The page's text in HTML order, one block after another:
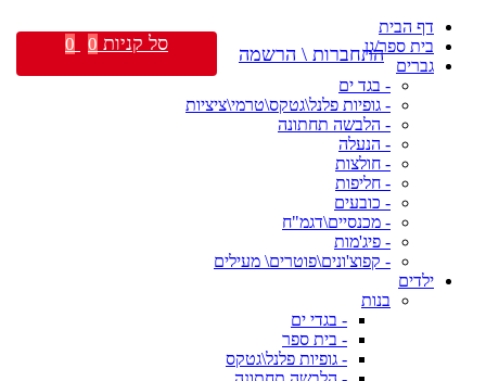
דף הבית
בית ספר/גן
גברים
- בגד ים
- גופיות פלנל\גטקס\טרמי\ציציות
- הלבשה תחתונה
- הנעלה
- חולצות
- חליפות
- כובעים
- מכנסיים\דגמ"ח
- פיג'מות
- קפוצ'ונים\פוטרים\ מעילים
ילדים
בנות
- בגדי ים
- בית ספר
- גופיות פלנל\גטקס
התחברות \ הרשמה סל קניות 0
0